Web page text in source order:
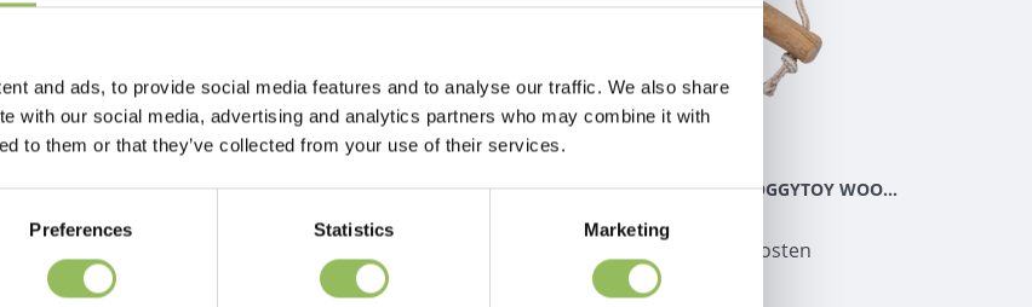
and ads, to provide social media features and to analyse our traffic. We also share
with our social media, advertising and analytics partners who may combine it with
to them or that they’ve collected from your use of their services.
Preferences Statistics Marketing
PET-JOY THE DOGGYTOY WOODIES N3 PET-JOY THE DOGGYTOY WOODIES N4 PET-JOY THE DOGGYTOY WOODIES N5
€17,98
zzgl.
Versandkosten